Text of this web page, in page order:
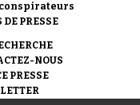
DE PRESSE
NOUS
PRESSE